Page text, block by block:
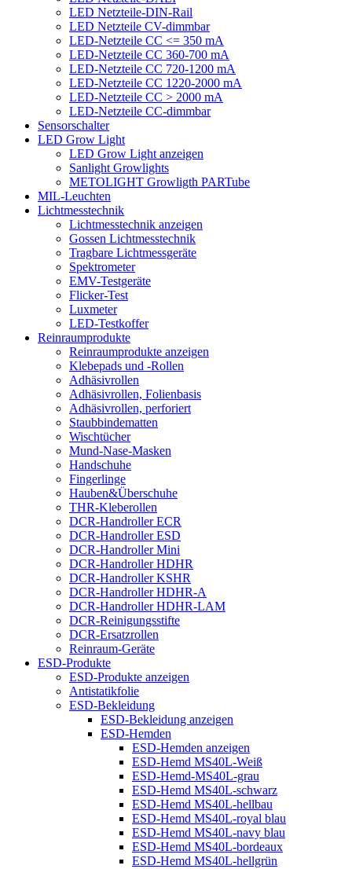
LED Netzteile-DIN-Rail
LED Netzteile CV-dimmbar
LED-Netzteile CC <= 350 mA
LED-Netzteile CC 360-700 mA
LED-Netzteile CC 720-1200 mA
LED-Netzteile CC 1220-2000 mA
LED-Netzteile CC > 2000 mA
LED-Netzteile CC-dimmbar
Sensorschalter
LED Grow Light
LED Grow Light anzeigen
Sanlight Growlights
METOLIGHT Growligth PARTube
MIL-Leuchten
Lichtmesstechnik
Lichtmesstechnik anzeigen
Gossen Lichtmesstechnik
Tragbare Lichtmessgeräte
Spektrometer
EMV-Testgeräte
Flicker-Test
Luxmeter
LED-Testkoffer
Reinraumprodukte
Reinraumprodukte anzeigen
Klebepads und -Rollen
Adhäsivrollen
Adhäsivrollen, Folienbasis
Adhäsivrollen, perforiert
Staubbindematten
Wischtücher
Mund-Nase-Masken
Handschuhe
Fingerlinge
Hauben&Überschuhe
THR-Kleberollen
DCR-Handroller ECR
DCR-Handroller ESD
DCR-Handroller Mini
DCR-Handroller HDHR
DCR-Handroller KSHR
DCR-Handroller HDHR-A
DCR-Handroller HDHR-LAM
DCR-Reinigungsstifte
DCR-Ersatzrollen
Reinraum-Geräte
ESD-Produkte
ESD-Produkte anzeigen
Antistatikfolie
ESD-Bekleidung
ESD-Bekleidung anzeigen
ESD-Hemden
ESD-Hemden anzeigen
ESD-Hemd MS40L-Weiß
ESD-Hemd-MS40L-grau
ESD-Hemd MS40L-schwarz
ESD-Hemd MS40L-hellbau
ESD-Hemd MS40L-royal blau
ESD-Hemd MS40L-navy blau
ESD-Hemd MS40L-bordeaux
ESD-Hemd MS40L-hellgrün